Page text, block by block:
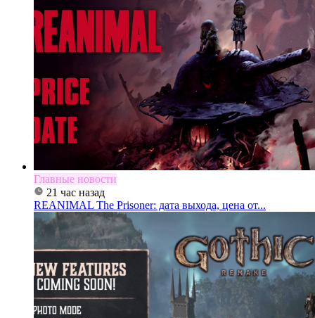
Главные новости
21 час назад
REANIMAL The Prisoner: дата выхода, цена от...